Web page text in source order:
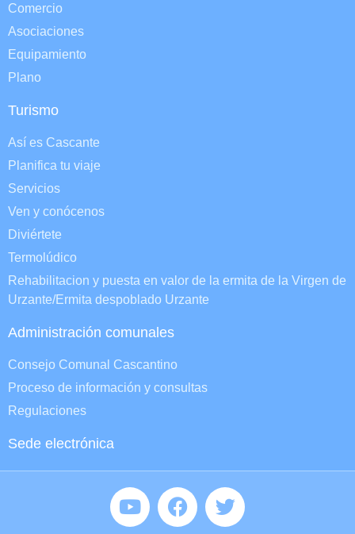
Comercio
Asociaciones
Equipamiento
Plano
Turismo
Así es Cascante
Planifica tu viaje
Servicios
Ven y conócenos
Diviértete
Termolúdico
Rehabilitacion y puesta en valor de la ermita de la Virgen de
Urzante/Ermita despoblado Urzante
Administración comunales
Consejo Comunal Cascantino
Proceso de información y consultas
Regulaciones
Sede electrónica